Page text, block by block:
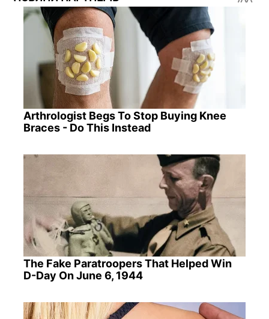
Arthrologist Begs To Stop Buying Knee
Braces - Do This Instead
The Fake Paratroopers That Helped Win
D-Day On June 6, 1944